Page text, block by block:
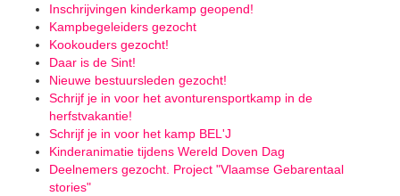
Inschrijvingen kinderkamp geopend!
Kampbegeleiders gezocht
Kookouders gezocht!
Daar is de Sint!
Nieuwe bestuursleden gezocht!
Schrijf je in voor het avonturensportkamp in de
herfstvakantie!
Schrijf je in voor het kamp BEL'J
Kinderanimatie tijdens Wereld Doven Dag
Deelnemers gezocht. Project "Vlaamse Gebarentaal
stories"